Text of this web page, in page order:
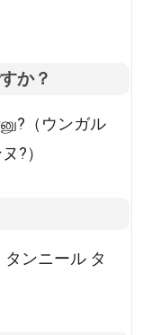
か？
（ウンガル
?）
ンニール タ